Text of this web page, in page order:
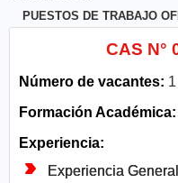
PUESTOS DE TRABAJO
CAS N°
Número de vacantes: 1
Formación Académica:
Experiencia:
Experiencia